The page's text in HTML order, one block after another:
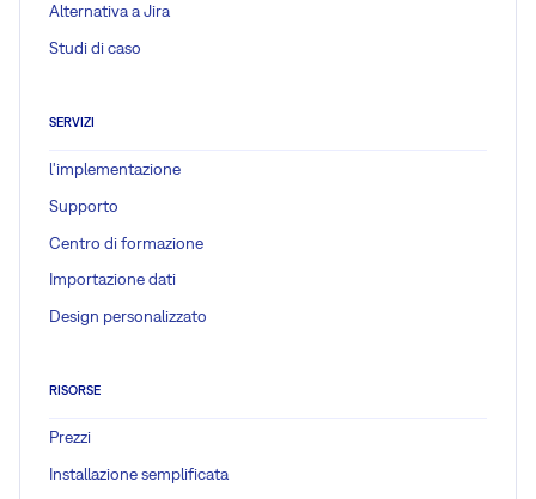
Alternativa a Jira
Studi di caso
SERVIZI
l'implementazione
Supporto
Centro di formazione
Importazione dati
Design personalizzato
RISORSE
Prezzi
Installazione semplificata